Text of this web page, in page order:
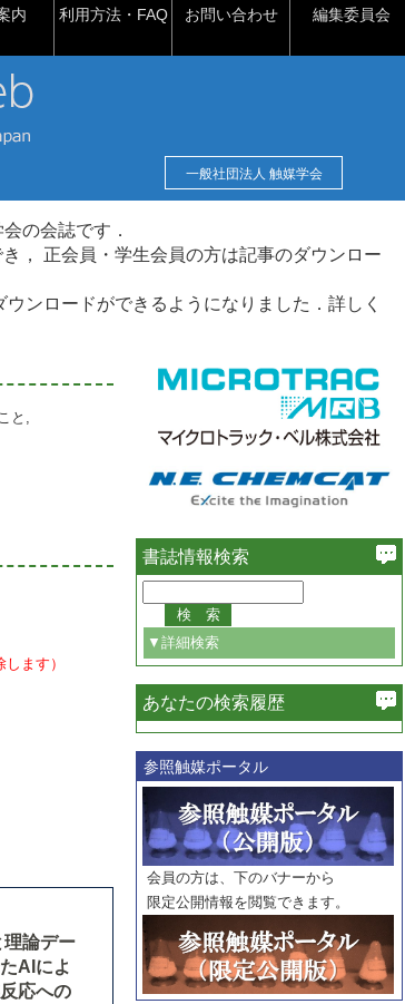
内 利用方法・FAQ お問い合わせ 編集委員会
一般社団法人 触媒学会
の会誌です．
， 正会員・学生会員の方は記事のダウンロー
ンロードができるようになりました．詳しく
と,
ます）
論デー
AIによ
応への
書誌情報検索
▼詳細検索
必ず含む
巻・号指定
巻
号
範囲指定
巻
号～
巻
号
触媒年鑑
年度
記事種別
マーク：
マークあり
あなたの検索履歴
参照触媒ポータル
会員の方は、下のバナーから
限定公開情報を閲覧できます。